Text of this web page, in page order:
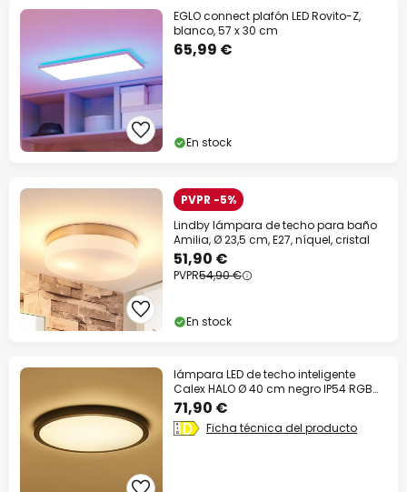
EGLO connect plafón LED Rovito-Z,
blanco, 57 x 30 cm
65,99 €
En stock
PVPR -5%
Lindby lámpara de techo para baño
Amilia, Ø 23,5 cm, E27, níquel, cristal
51,90 €
PVPR54,90 €
En stock
lámpara LED de techo inteligente
Calex HALO Ø 40 cm negro IP54 RGB
CCT
71,90 €
Ficha técnica del producto